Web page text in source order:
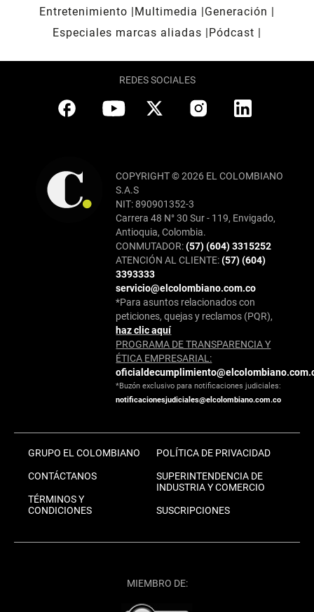
Entretenimiento
Multimedia
Generación
Especiales marcas aliadas
Pódcast
REDES SOCIALES
COPYRIGHT © 2026 EL COLOMBIANO
S.A.S
NIT: 890901352-3
Carrera 48 N° 30 Sur - 119, Envigado,
Antioquia, Colombia.
CONMUTADOR:(57) (604) 3315252
ATENCIÓN AL CLIENTE:(57) (604)
3393333
servicio@elcolombiano.com.co
*Para asuntos relacionados con
peticiones, quejas y reclamos (PQR),
haz clic aquí
PROGRAMA DE TRANSPARENCIA Y
ÉTICA EMPRESARIAL:
*Buzón exclusivo para notificaciones judiciales:
notificacionesjudiciales@elcolombiano.com.co
GRUPO EL COLOMBIANO
CONTÁCTANOS
TÉRMINOS Y
CONDICIONES
POLÍTICA DE PRIVACIDAD
SUPERINTENDENCIA DE
INDUSTRIA Y COMERCIO
SUSCRIPCIONES
MIEMBRO DE: